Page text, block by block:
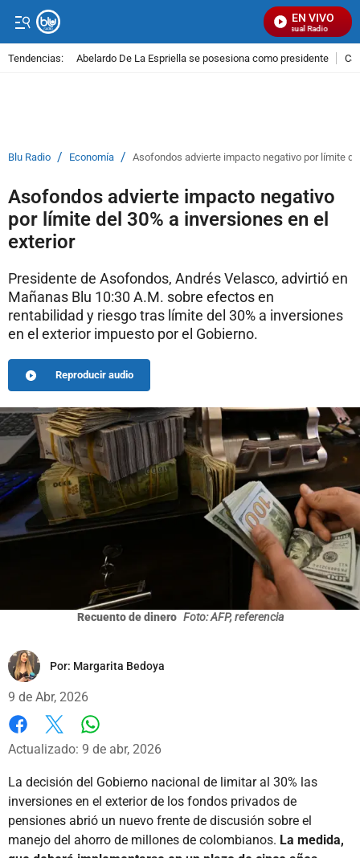
EN VIVO
Señal Visual Radio
Tendencias: Abelardo De La Espriella se posesiona como presidente
Blu Radio / Economía / Asofondos advierte impacto negativo por límite
Asofondos advierte impacto negativo
por límite del 30% a inversiones en el
exterior
Presidente de Asofondos, Andrés Velasco, advirtió en
Mañanas Blu 10:30 A.M. sobre efectos en
rentabilidad y riesgo tras límite del 30% a inversiones
en el exterior impuesto por el Gobierno.
Reproducir audio
Recuento de dinero Foto: AFP, referencia
Por: Margarita Bedoya
9 de Abr, 2026
Facebook
X
Actualizado: 9 de abr, 2026
La decisión del Gobierno nacional de limitar al 30% las
inversiones en el exterior de los fondos privados de
pensiones abrió un nuevo frente de discusión sobre el
manejo del ahorro de millones de colombianos. La medida,